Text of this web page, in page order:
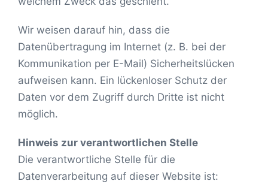
Wir weisen darauf hin, dass die
Datenübertragung im Internet (z. B. bei der
Kommunikation per E-Mail) Sicherheitslücken
aufweisen kann. Ein lückenloser Schutz der
Daten vor dem Zugriff durch Dritte ist nicht
möglich.
Hinweis zur verantwortlichen Stelle
Die verantwortliche Stelle für die
Datenverarbeitung auf dieser Website ist: